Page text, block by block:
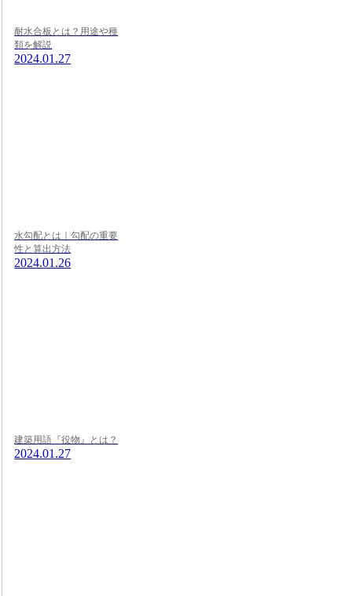
耐水合板とは？用途や種
類を解説
2024.01.27
水勾配とは｜勾配の重要
性と算出方法
2024.01.26
建築用語『役物』とは？
2024.01.27